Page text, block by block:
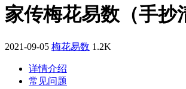
家传梅花易数（手抄
2021-09-05 梅花易数 1.2K
详情介绍
常见问题